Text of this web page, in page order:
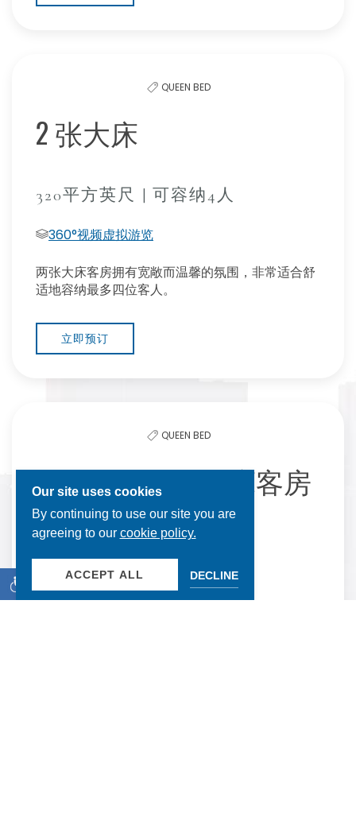
QUEEN BED
2 张大床
320平方英尺 | 可容纳4人
360°视频虚拟游览
两张大床客房拥有宽敞而温馨的氛围，非常适合舒
适地容纳最多四位客人。
立即预订
QUEEN BED
带阳台的 2 张大床客房
300平方英尺 | 可容纳4人
360°视频虚拟游览
Our site uses cookies
By continuing to use our site you are
agreeing to our cookie policy.
ACCEPT ALL DECLINE